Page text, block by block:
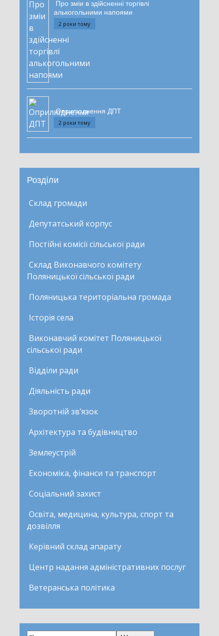
Про зміи в здійсненні торгівлі
алькогольними напоями
2 роки тому
Оприлюднення ДПТ
2 роки тому
Розділи
Склад громади
Депутатський корпус
Постійні комісії сільської ради
Склад Виконавчого комітету
Поляницької сільської ради
Поляницька територіальна громада
Історія села
Виконавчий комітет Поляницької
сільської ради
Відділи ради
Діяльність ради
Зворотній зв’язок
Архітектура та будівництво
Землеустрій
Економіка, фінанси та транспорт
Соціальний захист
Освіта, медицина, культура, спорт та
дозвілля
Керівний склад апарату
Центр надання адміністративних послуг
Ветеранська політика